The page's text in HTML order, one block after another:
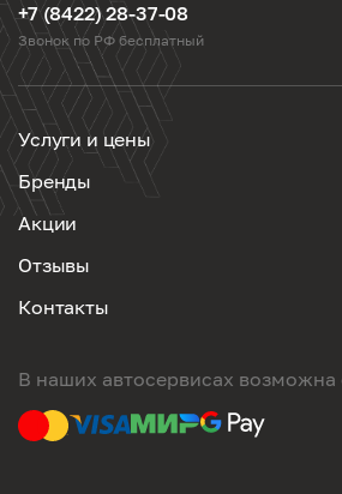
+7 (8422) 28-37-08
Звонок по РФ бесплатный
Услуги и цены
Бренды
Акции
Отзывы
Контакты
В наших автосервисах возможна